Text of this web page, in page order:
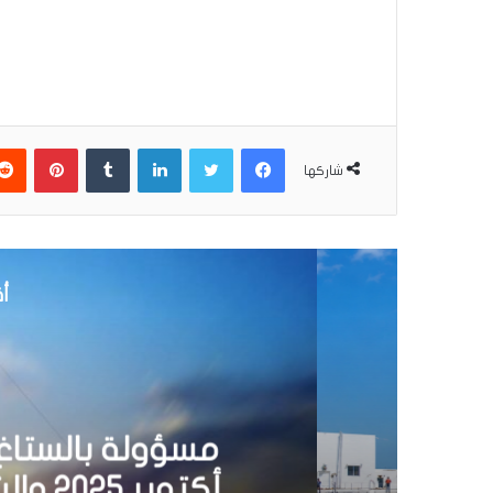
شاركها
فيسبوكتويتر لينكدإن
مسؤولة بالستاغ: